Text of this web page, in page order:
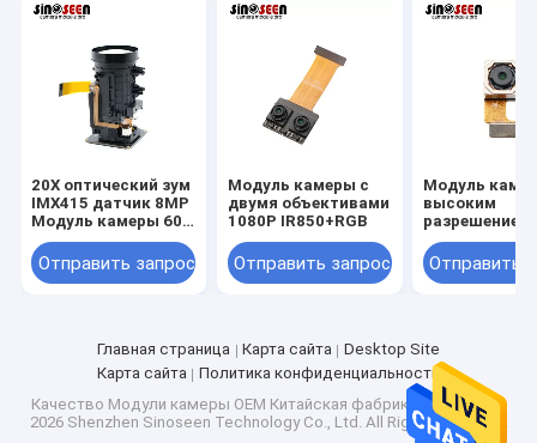
20X оптический зум
IMX415 датчик 8MP
Модуль камеры 60
кадров Интерфейс
MIPI
Отправить запрос
Модуль камеры с
двумя объективами
1080P IR850+RGB
Отправить запрос
Модуль
высоким
разрешением
OV8825 с
и
Отправить
Главная страница Карта сайта
Desktop Site
Карта сайта
Политика конфиденциальности
Качество Модули камеры OEM Китайская фабрика.Copyright ©
2026 Shenzhen Sinoseen Technology Co., Ltd. All Rights Reserved.